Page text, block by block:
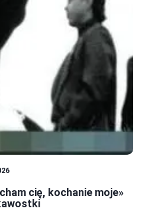
cię, kochanie moje»